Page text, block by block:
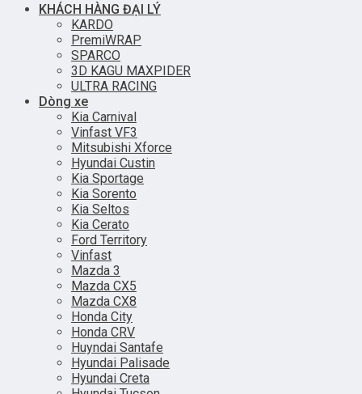
KHÁCH HÀNG ĐẠI LÝ
KARDO
PremiWRAP
SPARCO
3D KAGU MAXPIDER
ULTRA RACING
Dòng xe
Kia Carnival
Vinfast VF3
Mitsubishi Xforce
Hyundai Custin
Kia Sportage
Kia Sorento
Kia Seltos
Kia Cerato
Ford Territory
Vinfast
Mazda 3
Mazda CX5
Mazda CX8
Honda City
Honda CRV
Huyndai Santafe
Hyundai Palisade
Hyundai Creta